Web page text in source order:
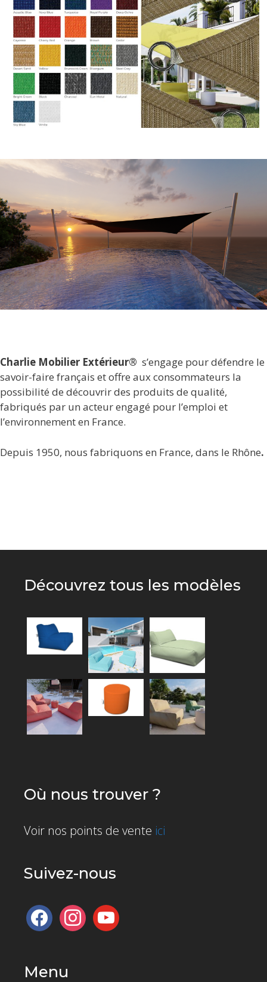
Charlie Mobilier Extérieur® s’engage pour défendre le
savoir-faire français et offre aux consommateurs la
possibilité de découvrir des produits de qualité,
fabriqués par un acteur engagé pour l’emploi et
l’environnement en France.
Depuis 1950, nous fabriquons en France, dans le Rhône.
Découvrez tous les modèles
Où nous trouver ?
Voir nos points de vente ici
Suivez-nous
facebookinstagramyoutube
Menu